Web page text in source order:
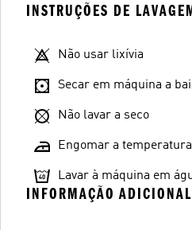
INSTRUÇÕES DE
Não usar lixívia
Secar em máquina a
Não lavar a seco
Engomar a
Lavar à máquina em
INFORMAÇÃO